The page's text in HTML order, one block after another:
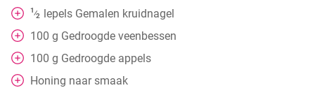
1⁄2 lepels Gemalen kruidnagel
100 g Gedroogde veenbessen
100 g Gedroogde appels
Honing naar smaak